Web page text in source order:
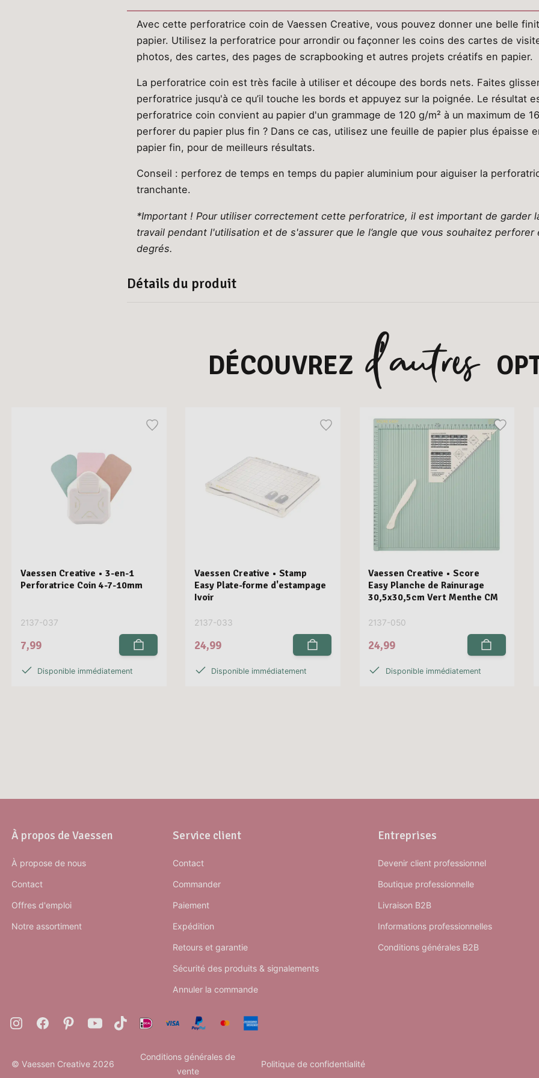
Avec cette perforatrice coin de Vaessen Creative, vous pouvez donner une belle
papier. Utilisez la perforatrice pour arrondir ou façonner les coins des cartes de
photos, des cartes, des pages de scrapbooking et autres projets créatifs en papier.
La perforatrice coin est très facile à utiliser et découpe des bords nets. Faites
perforatrice jusqu'à ce qu’il touche les bords et appuyez sur la poignée. Le résultat
perforatrice coin convient au papier d'un grammage de 120 g/m² à un maximum de
perforer du papier plus fin ? Dans ce cas, utilisez une feuille de papier plus épaisse
papier fin, pour de meilleurs résultats.
Conseil : perforez de temps en temps du papier aluminium pour aiguiser la
tranchante.
*Important ! Pour utiliser correctement cette perforatrice, il est important de garder
travail pendant l'utilisation et de s'assurer que le l’angle que vous souhaitez
degrés.
Détails du produit
DÉCOUVREZ d’autres
Vaessen Creative • 3-en-1
Perforatrice Coin 4-7-10mm
2137-037
7,99
Disponible immédiatement
Vaessen Creative • Stamp
Easy Plate-forme d'estampage
Ivoir
2137-033
24,99
Disponible immédiatement
Vaessen Creative • Score
Easy Planche de Rainurage
30,5x30,5cm Vert Menthe CM
2137-050
24,99
Disponible immédiatement
À propos de Vaessen
À propose de nous
Contact
Offres d'emploi
Notre assortiment
Service client
Contact
Commander
Paiement
Expédition
Retours et garantie
Sécurité des produits & signalements
Annuler la commande
Entreprises
Devenir client professionnel
Boutique professionnelle
Livraison B2B
Informations professionnelles
Conditions générales B2B
© Vaessen Creative 2026
Conditions générales de
vente
Politique de confidentialité